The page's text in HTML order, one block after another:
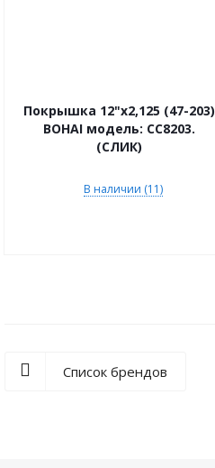
Покрышка 12"х2,125 (47-203)
BOHAI модель: CC8203.
(СЛИК)
В наличии (11)
Список брендов